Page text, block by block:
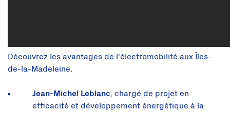
Découvrez les avantages de l'électromobilité aux Îles-
de-la-Madeleine.
Jean-Michel Leblanc, chargé de projet en
efficacité et développement énergétique à la